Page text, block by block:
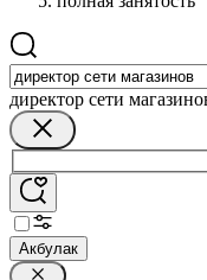
директор сети
Акбулак